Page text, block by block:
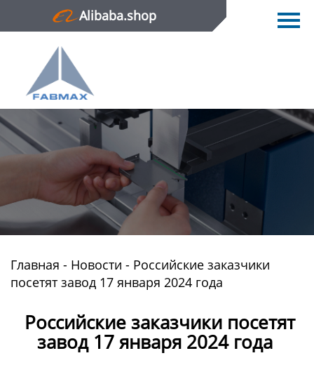
Alibaba.shop
Главная
Продукция
Новости
О нас
Контактная информация
Главная - Новости - Российские заказчики
посетят завод 17 января 2024 года
Российские заказчики посетят
завод 17 января 2024 года